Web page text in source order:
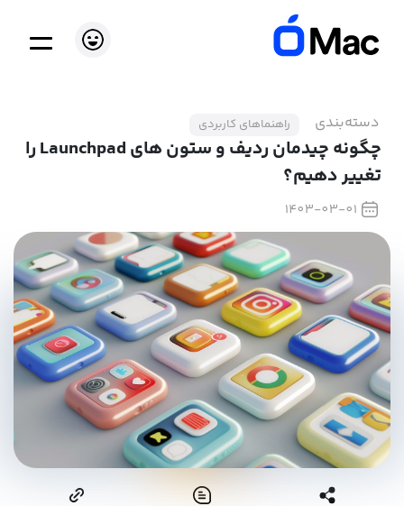
دسته‌بندی راهنماهای کاربردی
چگونه چیدمان ردیف و ستون های Launchpad را
تغییر دهیم؟
1403-03-01